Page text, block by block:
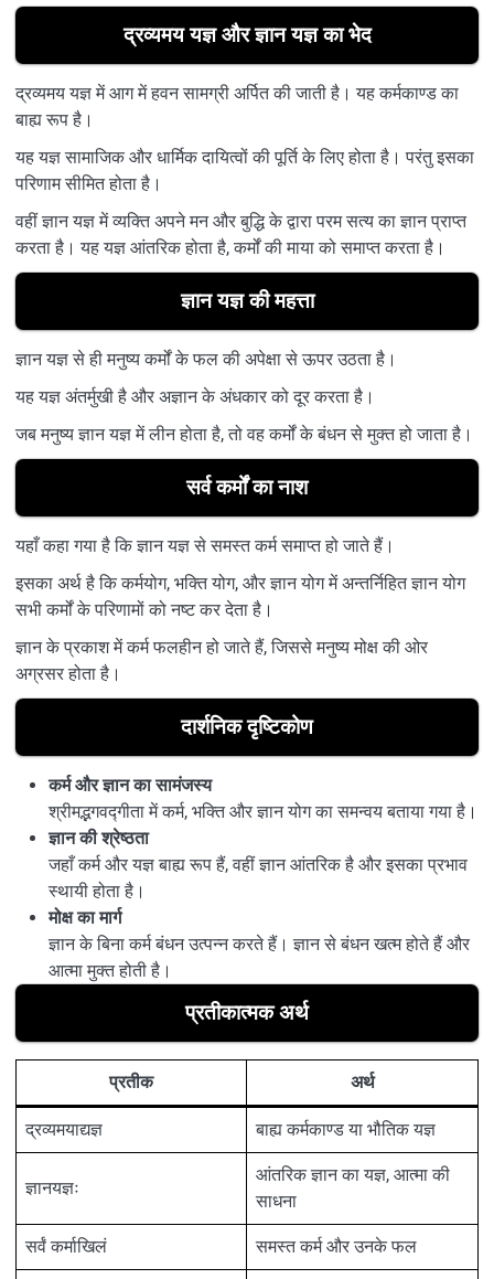
द्रव्यमय यज्ञ और ज्ञान यज्ञ का भेद
द्रव्यमय यज्ञ में आग में हवन सामग्री अर्पित की जाती है। यह कर्मकाण्ड का
बाह्य रूप है।
यह यज्ञ सामाजिक और धार्मिक दायित्वों की पूर्ति के लिए होता है। परंतु इसका
परिणाम सीमित होता है।
वहीं ज्ञान यज्ञ में व्यक्ति अपने मन और बुद्धि के द्वारा परम सत्य का ज्ञान प्राप्त
करता है। यह यज्ञ आंतरिक होता है, कर्मों की माया को समाप्त करता है।
ज्ञान यज्ञ की महत्ता
ज्ञान यज्ञ से ही मनुष्य कर्मों के फल की अपेक्षा से ऊपर उठता है।
यह यज्ञ अंतर्मुखी है और अज्ञान के अंधकार को दूर करता है।
जब मनुष्य ज्ञान यज्ञ में लीन होता है, तो वह कर्मों के बंधन से मुक्त हो जाता है।
सर्व कर्मों का नाश
यहाँ कहा गया है कि ज्ञान यज्ञ से समस्त कर्म समाप्त हो जाते हैं।
इसका अर्थ है कि कर्मयोग, भक्ति योग, और ज्ञान योग में अन्तर्निहित ज्ञान योग
सभी कर्मों के परिणामों को नष्ट कर देता है।
ज्ञान के प्रकाश में कर्म फलहीन हो जाते हैं, जिससे मनुष्य मोक्ष की ओर
अग्रसर होता है।
दार्शनिक दृष्टिकोण
कर्म और ज्ञान का सामंजस्य
श्रीमद्भगवद्गीता में कर्म, भक्ति और ज्ञान योग का समन्वय बताया गया है।
ज्ञान की श्रेष्ठता
जहाँ कर्म और यज्ञ बाह्य रूप हैं, वहीं ज्ञान आंतरिक है और इसका प्रभाव
स्थायी होता है।
मोक्ष का मार्ग
ज्ञान के बिना कर्म बंधन उत्पन्न करते हैं। ज्ञान से बंधन खत्म होते हैं और
आत्मा मुक्त होती है।
प्रतीकात्मक अर्थ
प्रतीक अर्थ
द्रव्यमयाद्यज्ञ बाह्य कर्मकाण्ड या भौतिक यज्ञ
ज्ञानयज्ञः
आंतरिक ज्ञान का यज्ञ, आत्मा की
साधना
सर्वं कर्माखिलं समस्त कर्म और उनके फल